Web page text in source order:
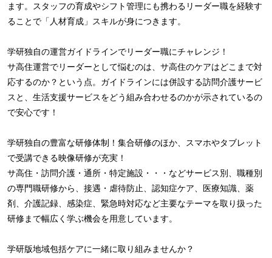
ます。スタッフの育成やシフト管理にも携わるリーダー職を経験す
ることで「人材育成」スキルが身につきます。
学研独自の運営ガイドラインでリーダー職にチャレンジ！
サ高住運営でリーダーとして悩むのは、サ高住のケアはどこまで対
応するのか？という点。ガイドラインには併設する訪問介護サービ
スと、生活支援サービスをどう組み合わせるのかが示されているの
で安心です！
学研独自の豊富な研修体制！集合研修のほか、スマホやタブレット
で受講できる映像研修が充実！
サ高住・訪問介護・通所・特定施設・・・などサービス別、職種別
の専門職研修から、接遇・虐待防止、認知症ケア、医療知識、薬
剤、介護記録、感染症、緊急時対応など主要なテーマを取り扱った
研修まで幅広く学ぶ機会を用意しています。
学研版地域包括ケアに一緒に取り組みませんか？